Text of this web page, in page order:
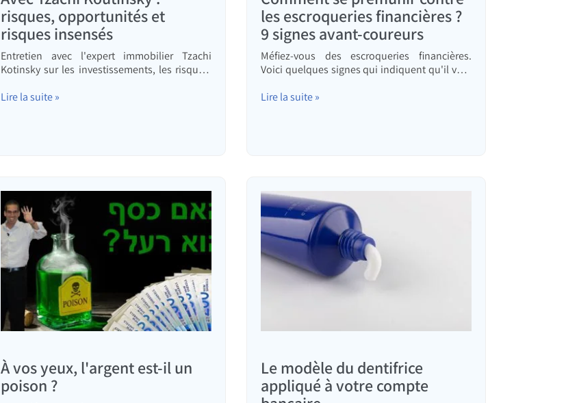
risques, opportunités et
risques insensés
Entretien avec l'expert immobilier Tzachi
Kotinsky sur les investissements, les risques,
mieux éviter à tout prix.
Lire la suite »
les escroqueries financières ?
9 signes avant-coureurs
Méfiez-vous des escroqueries financières.
Voici quelques signes qui indiquent qu'il vaut
faut faire avant de vous lancer.
Lire la suite »
À vos yeux, l'argent est-il un
poison ?
Le modèle du dentifrice
appliqué à votre compte